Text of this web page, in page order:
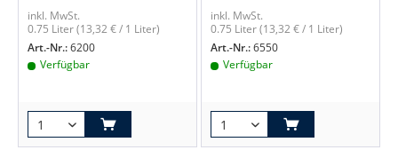
inkl. MwSt.
0.75 Liter(13,32 € / 1 Liter)
Art.-Nr.:6200
Verfügbar
inkl. MwSt.
0.75 Liter(13,32 € / 1 Liter)
Art.-Nr.:6550
Verfügbar